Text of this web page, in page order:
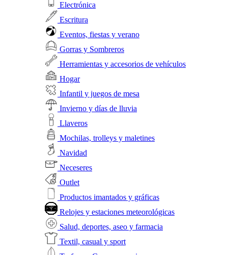
Electrónica
Escritura
Eventos, fiestas y verano
Gorras y Sombreros
Herramientas y accesorios de vehículos
Hogar
Infantil y juegos de mesa
Invierno y días de lluvia
Llaveros
Mochilas, trolleys y maletines
Navidad
Neceseres
Outlet
Productos imantados y gráficas
Relojes y estaciones meteorológicas
Salud, deportes, aseo y farmacia
Textil, casual y sport